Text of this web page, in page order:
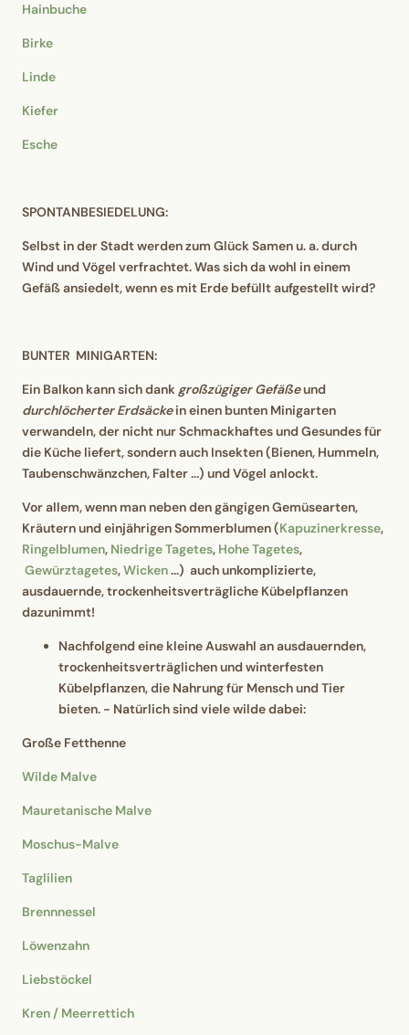
Hainbuche
Birke
Linde
Kiefer
Esche
SPONTANBESIEDELUNG:
Selbst in der Stadt werden zum Glück Samen u. a. durch
Wind und Vögel verfrachtet. Was sich da wohl in einem
Gefäß ansiedelt, wenn es mit Erde befüllt aufgestellt wird?
BUNTER MINIGARTEN:
Ein Balkon kann sich dank großzügiger Gefäßeund
durchlöcherter Erdsäckein einen bunten Minigarten
verwandeln,der nicht nur Schmackhaftes und Gesundes für
die Küche liefert,sondern auch Insekten (Bienen, Hummeln,
Taubenschwänzchen, Falter ...) und Vögel anlockt.
Vor allem, wenn man neben den gängigen Gemüsearten,
Kräutern und einjährigen Sommerblumen (Kapuzinerkresse,
Ringelblumen, Niedrige Tagetes, Hohe Tagetes,
Gewürztagetes,Wicken...) auch unkomplizierte,
ausdauernde, trockenheitsverträgliche Kübelpflanzen
dazunimmt!
Nachfolgend eine kleine Auswahl an ausdauernden,
trockenheitsverträglichen und winterfesten
Kübelpflanzen, die Nahrung für Mensch und Tier
bieten. - Natürlich sind viele wilde dabei:
​Große Fetthenne
Wilde Malve
Mauretanische Malve
Moschus-Malve
Taglilien
Brennnessel
Löwenzahn
Liebstöckel
Kren / Meerrettich